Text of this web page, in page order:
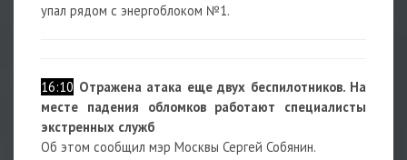
упал рядом с энергоблоком №1.
16:10 Отражена атака еще двух беспилотников. На
месте падения обломков работают специалисты
экстренных служб
Об этом сообщил мэр Москвы Сергей Собянин.